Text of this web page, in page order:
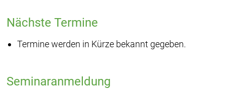
Nächste Termine
Termine werden in Kürze bekannt gegeben.
Seminaranmeldung